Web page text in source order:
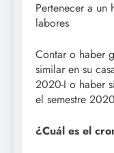
Pertenecer a un
labores
Contar o haber
similar en su
2020-I o haber
el semestre
¿Cuál es el